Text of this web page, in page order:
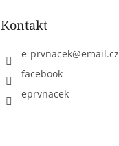
Kontakt
e-prvnacek@email.cz
facebook
eprvnacek